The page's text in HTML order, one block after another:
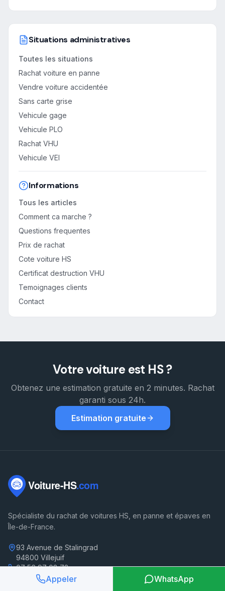
Situations administratives
Toutes les situations
Rachat voiture en panne
Vendre voiture accidentée
Sans carte grise
Vehicule gage
Vehicule PLO
Rachat VHU
Vehicule VEI
Informations
Tous les articles
Comment ca marche ?
Questions frequentes
Prix de rachat
Cote voiture HS
Certificat destruction VHU
Temoignages clients
Contact
Votre voiture est HS ?
Obtenez une estimation gratuite en 2 minutes. Rachat
garanti sous 24h.
Estimation gratuite
Spécialiste du rachat de voitures HS, en panne et épaves en
Île-de-France.
93 Avenue de Stalingrad
94800 Villejuif
07 56 97 08 72
WhatsAppAppeler WhatsApp